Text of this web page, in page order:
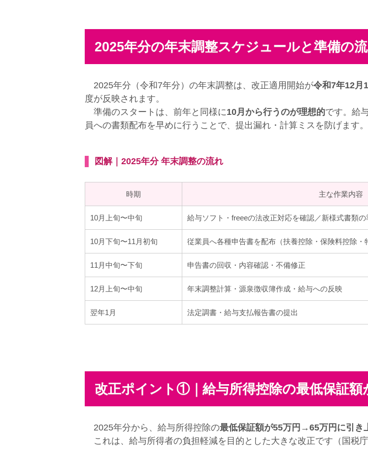
2025年分の年末調整スケジュールと準備の
2025年分（令和7年分）の年末調整は、改正適用開始が令和7年12月
度が反映されます。
準備のスタートは、前年と同様に10月から行うのが理想的です。給
員への書類配布を早めに行うことで、提出漏れ・計算ミスを防げます。
図解｜2025年分 年末調整の流れ
時期 主な作業内容
10月上旬〜中旬 給与ソフト・freeeの法改正対応を確認／新様式書類の
10月下旬〜11月初旬 従業員へ各種申告書を配布（扶養控除・保険料控除・
11月中旬〜下旬 申告書の回収・内容確認・不備修正
12月上旬〜中旬 年末調整計算・源泉徴収簿作成・給与への反映
翌年1月 法定調書・給与支払報告書の提出
改正ポイント①｜給与所得控除の最低保証額
2025年分から、給与所得控除の最低保証額が55万円→65万円に引き
これは、給与所得者の負担軽減を目的とした大きな改正です（国税